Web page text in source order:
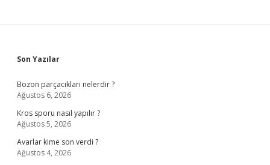
Sidebar
Son Yazılar
Bozon parçacıkları nelerdir ?
Ağustos 6, 2026
Kros sporu nasıl yapılır ?
Ağustos 5, 2026
Avarlar kime son verdi ?
Ağustos 4, 2026